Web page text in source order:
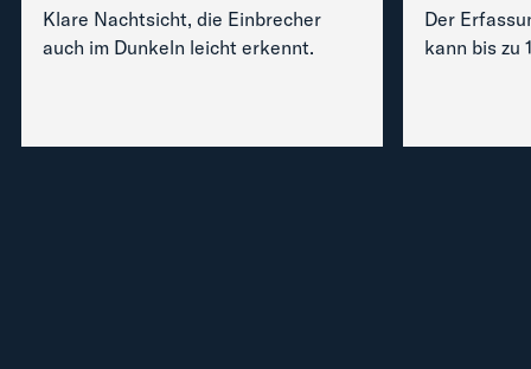
Klare Nachtsicht, die Einbrecher
auch im Dunkeln leicht erkennt.
Der
kann bis zu